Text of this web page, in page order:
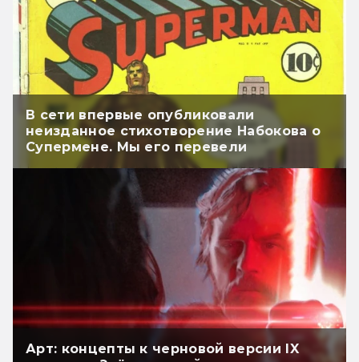
В сети впервые опубликовали
неизданное стихотворение Набокова о
Супермене. Мы его перевели
Арт: концепты к черновой версии IX